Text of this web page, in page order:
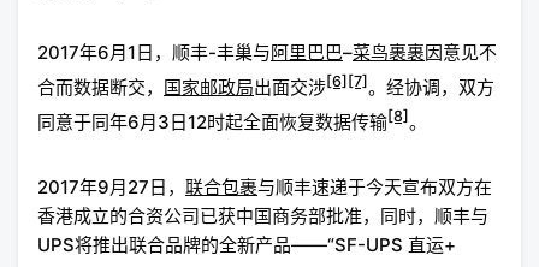
2017年6月1日，顺丰-丰巢与阿里巴巴–菜鸟裹裹因意见不
合而数据断交， 国家邮政局出面交涉[6] [7] 。经协调，双方
同意于同年6月3日12时起全面恢复数据传输[8] 。
2017年9月27日， 联合包裹与顺丰速递于今天宣布双方在
香港成立的合资公司已获中国商务部批准，同时，顺丰与
UPS将推出联合品牌的全新产品——“SF-UPS 直运+